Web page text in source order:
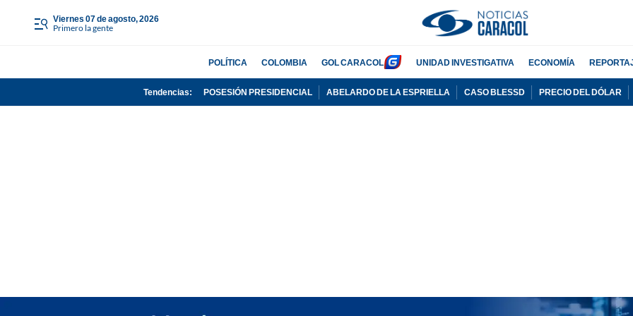
viernes 07 de agosto, 2026
Primero la gente
POLÍTICA COLOMBIA GOL CARACOL UNIDAD INVESTIGATIVA ECONOMÍA
Tendencias: POSESIÓN PRESIDENCIAL ABELARDO DE LA ESPRIELLA CASO BLESSD PRECIO DEL DÓLAR